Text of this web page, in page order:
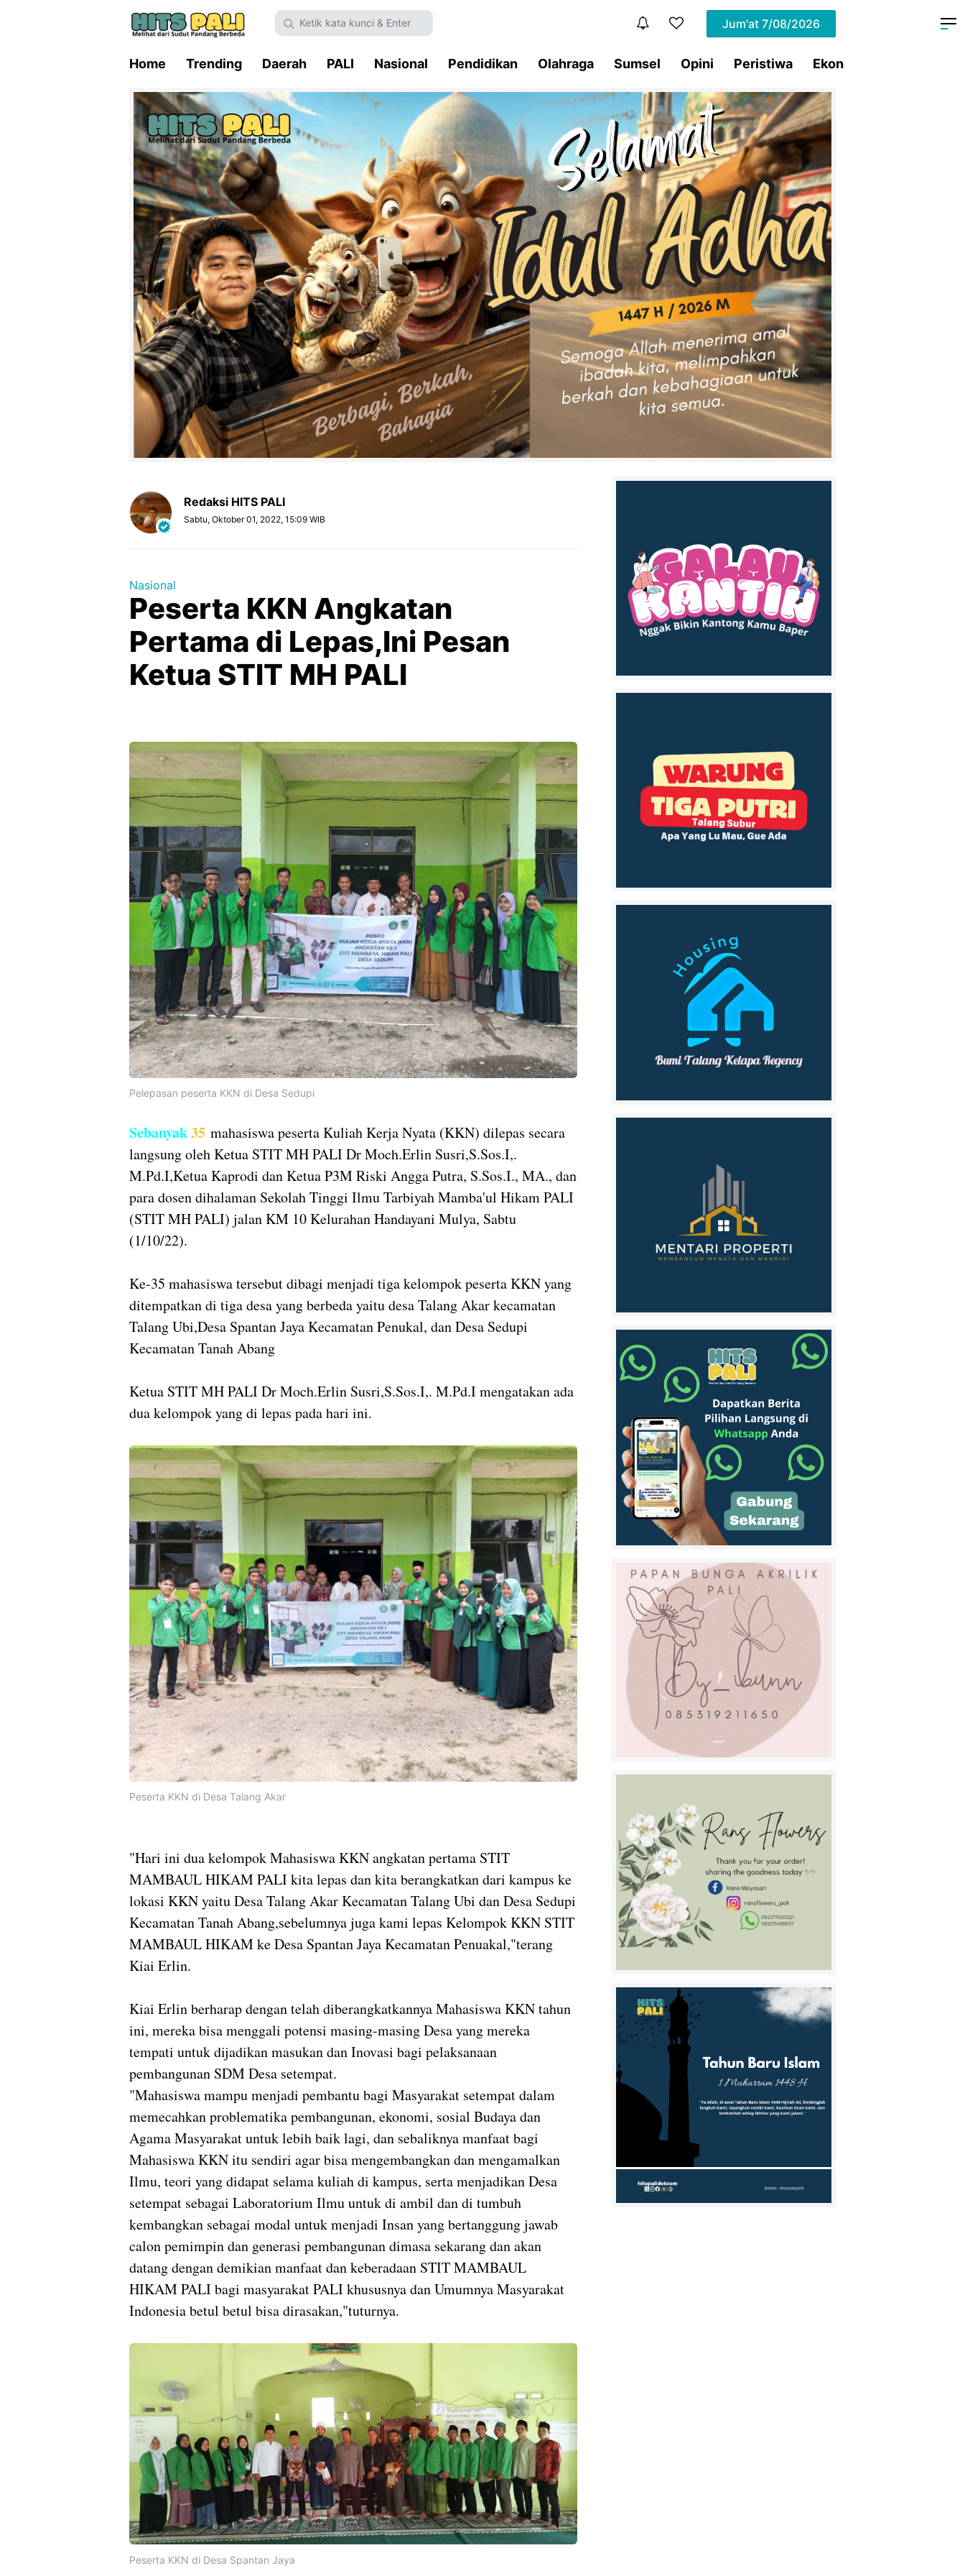
Jum'at 7/08/2026
Home Trending Daerah PALI Nasional Pendidikan Olahraga Sumsel Opini Peristiwa Ekonomi
Redaksi HITS PALI
Sabtu, Oktober 01, 2022, 15:09 WIB
Nasional
Peserta KKN Angkatan
Pertama di Lepas,Ini Pesan
Ketua STIT MH PALI
Pelepasan peserta KKN di Desa Sedupi
Sebanyak35 mahasiswa peserta Kuliah Kerja Nyata (KKN) dilepas secara
langsung oleh Ketua STIT MH PALI Dr Moch.Erlin Susri,S.Sos.I,.
M.Pd.I,Ketua Kaprodi dan Ketua P3M Riski Angga Putra, S.Sos.I., MA., dan
para dosen dihalaman Sekolah Tinggi Ilmu Tarbiyah Mamba'ul Hikam PALI
(STIT MH PALI) jalan KM 10 Kelurahan Handayani Mulya, Sabtu
(1/10/22).
Ke-35 mahasiswa tersebut dibagi menjadi tiga kelompok peserta KKN yang
ditempatkan di tiga desa yang berbeda yaitu desa Talang Akar kecamatan
Talang Ubi,Desa Spantan Jaya Kecamatan Penukal, dan Desa Sedupi
Kecamatan Tanah Abang
Ketua STIT MH PALI Dr Moch.Erlin Susri,S.Sos.I,. M.Pd.I mengatakan ada
dua kelompok yang di lepas pada hari ini.
Peserta KKN di Desa Talang Akar
"Hari ini dua kelompok Mahasiswa KKN angkatan pertama STIT
MAMBAUL HIKAM PALI kita lepas dan kita berangkatkan dari kampus ke
lokasi KKN yaitu Desa Talang Akar Kecamatan Talang Ubi dan Desa Sedupi
Kecamatan Tanah Abang,sebelumnya juga kami lepas Kelompok KKN STIT
MAMBAUL HIKAM ke Desa Spantan Jaya Kecamatan Penuakal,"terang
Kiai Erlin.
Kiai Erlin berharap dengan telah diberangkatkannya Mahasiswa KKN tahun
ini, mereka bisa menggali potensi masing-masing Desa yang mereka
tempati untuk dijadikan masukan dan Inovasi bagi pelaksanaan
pembangunan SDM Desa setempat.
"Mahasiswa mampu menjadi pembantu bagi Masyarakat setempat dalam
memecahkan problematika pembangunan, ekonomi, sosial Budaya dan
Agama Masyarakat untuk lebih baik lagi, dan sebaliknya manfaat bagi
Mahasiswa KKN itu sendiri agar bisa mengembangkan dan mengamalkan
Ilmu, teori yang didapat selama kuliah di kampus, serta menjadikan Desa
setempat sebagai Laboratorium Ilmu untuk di ambil dan di tumbuh
kembangkan sebagai modal untuk menjadi Insan yang bertanggung jawab
calon pemimpin dan generasi pembangunan dimasa sekarang dan akan
datang dengan demikian manfaat dan keberadaan STIT MAMBAUL
HIKAM PALI bagi masyarakat PALI khususnya dan Umumnya Masyarakat
Indonesia betul betul bisa dirasakan,"tuturnya.
Peserta KKN di Desa Spantan Jaya